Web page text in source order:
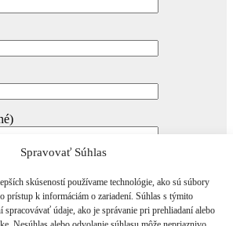
Spravovať Súhlas
skúseností používame technológie, ako sú súbory
prístup k informáciám o zariadení. Súhlas s týmito
spracovávať údaje, ako je správanie pri prehliadaní alebo